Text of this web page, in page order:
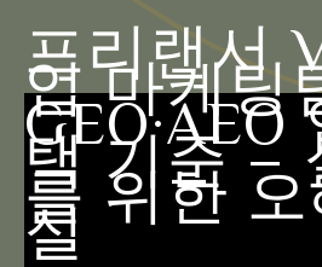
프리랜서
업 마케팅
GEO·AEO
택 기준 –
를 위한 오
실